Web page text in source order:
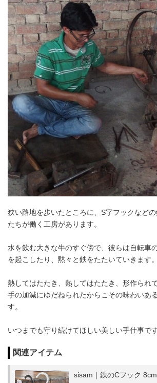
狭い路地を歩いたところに、S字フックなど
たちが働く工房があります。
水を飲む大きな牛のすぐ傍で、彼らは自転車
を起こしたり、黙々と鉄をたたいていきます。
熱してはたたき、熱してはたたき、形作られ
手の加減にゆだねられたからこその味わいあ
す。
いつまでも守り続けてほしい美しい手仕事です
関連アイテム
sisam｜鉄のCフック 8cm